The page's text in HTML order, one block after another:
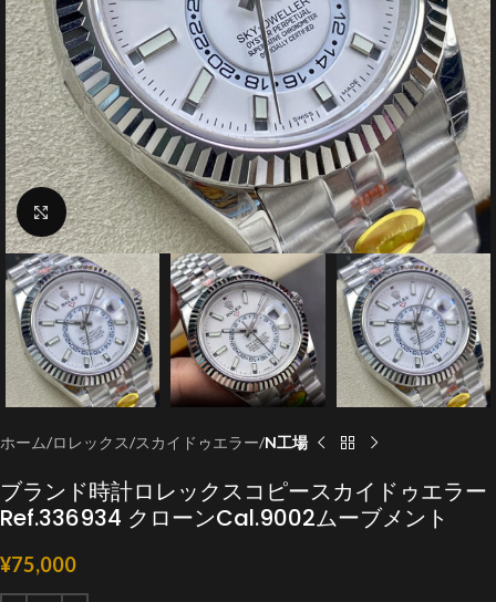
クリックで拡大
ホーム ロレックス スカイドゥエラー N工場
ブランド時計ロレックスコピースカイドゥエラー
Ref.336934 クローンCal.9002ムーブメント
¥75,000